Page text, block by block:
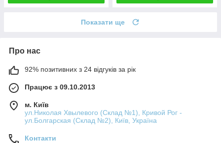
Показати ще
Про нас
92% позитивних з 24 відгуків за рік
Працює з 09.10.2013
м. Київ
ул.Николая Хвылевого (Склад №1), Кривой Рог -
ул.Болгарская (Склад №2), Київ, Україна
Контакти